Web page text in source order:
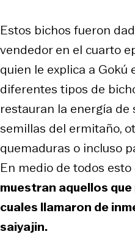
Estos bichos fueron
vendedor en el cuarto
quien le explica a
diferentes tipos de
restauran la energía de
semillas del ermitaño,
quemaduras o incluso
En medio de todos esto
muestran aquellos
cuales llamaron de
saiyajin.